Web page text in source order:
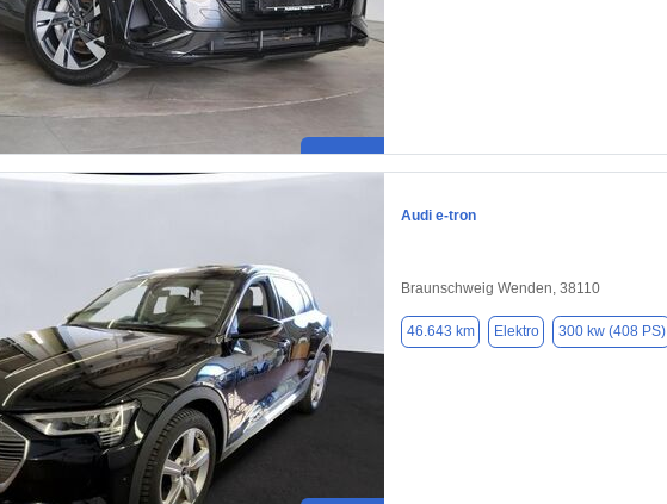
Audi e-tron
Braunschweig Wenden, 38110
46.643 km Elektro 300 kw (408 PS)